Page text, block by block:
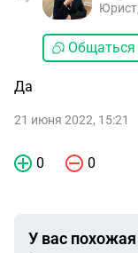
Общаться
Да
21 июня 2022, 15:21
0 0
У вас